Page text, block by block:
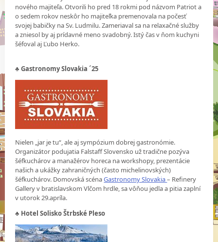
nového majiteľa. Otvorili ho pred 18 rokmi pod názvom Patriot a
o sedem rokov neskôr ho majiteľka premenovala na počesť
svojej babičky na Sv. Ludmilu. Zameriaval sa na relaxačné služby
a zniesol by aj prídavné meno svadobný. Istý čas v ňom kuchyni
šéfoval aj Ľubo Herko.
♣Gastronomy Slovakia ´25
Nielen „jar je tu“, ale aj sympózium dobrej gastronómie.
Organizátor podujatia Falstaff Slovensko už tradične pozýva
šéfkuchárov a manažérov horeca na workshopy, prezentácie
našich a ukážky zahraničných (často michelinovských)
šéfkuchárov. Domovská scénaGastronomy Slovakia– Refinery
Gallery v bratislavskom Vlčom hrdle, sa vôňou jedla a pitia zaplní
v utorok 29.apríla.
♣ Hotel Solisko Štrbské Pleso